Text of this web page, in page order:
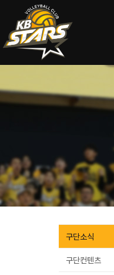
구단소식
구단컨텐츠